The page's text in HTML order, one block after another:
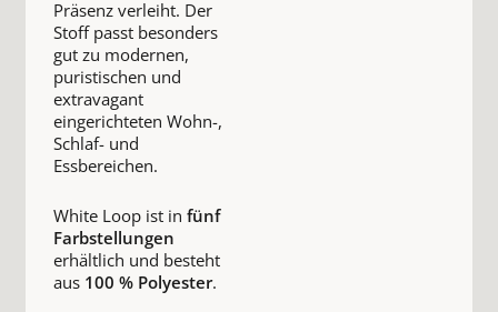
Präsenz verleiht. Der
Stoff passt besonders
gut zu modernen,
puristischen und
extravagant
eingerichteten Wohn-,
Schlaf- und
Essbereichen.
White Loop ist in fünf
Farbstellungen
erhältlich und besteht
aus 100 % Polyester.